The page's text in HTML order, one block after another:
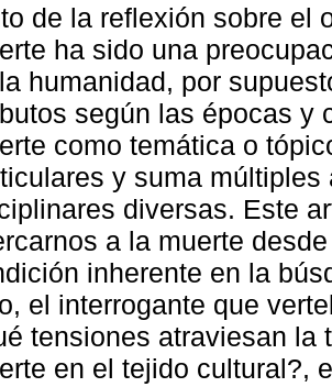
de la reflexión sobre el
ha sido una
humanidad, por
según las épocas y
como temática o
y suma
diversas. Este
a la muerte
inherente en la
el interrogante que
tensiones atraviesan la
en el tejido cultural?,